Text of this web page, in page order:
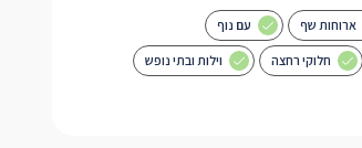
ארוחות שף עם נוף
חלוקי רחצה וילות ובתי נופש